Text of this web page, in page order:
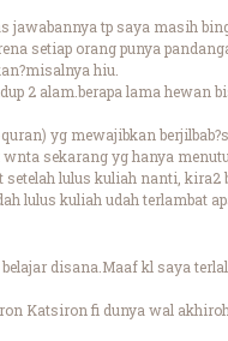
jawabannya tp saya masih
setiap orang punya
hiu.
2 alam.berapa lama hewan
yg mewajibkan
sekarang yg hanya
lulus kuliah nanti, kira2
lulus kuliah udah terlambat
disana.Maaf kl saya
Katsiron fi dunya wal